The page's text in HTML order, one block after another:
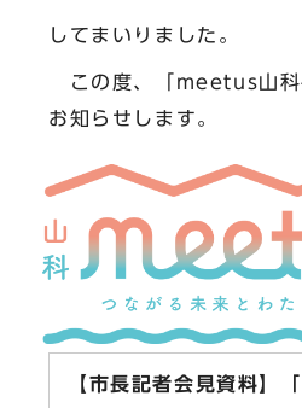
してまいりました。
この度、「meetus山科
お知らせします。
【市長記者会見資料